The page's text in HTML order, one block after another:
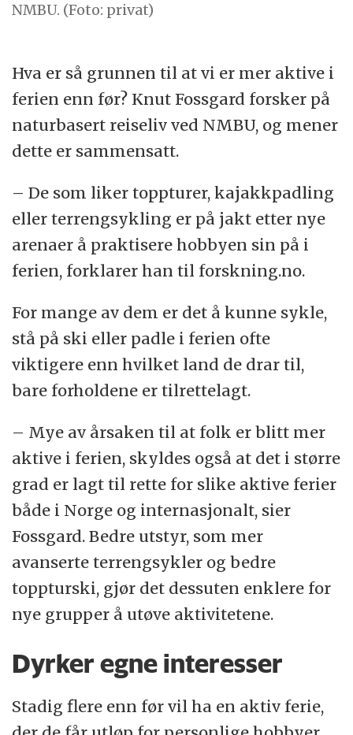
NMBU. (Foto: privat)
Hva er så grunnen til at vi er mer aktive i
ferien enn før? Knut Fossgard forsker på
naturbasert reiseliv ved NMBU, og mener
dette er sammensatt.
– De som liker toppturer, kajakkpadling
eller terrengsykling er på jakt etter nye
arenaer å praktisere hobbyen sin på i
ferien, forklarer han til forskning.no.
For mange av dem er det å kunne sykle,
stå på ski eller padle i ferien ofte
viktigere enn hvilket land de drar til,
bare forholdene er tilrettelagt.
– Mye av årsaken til at folk er blitt mer
aktive i ferien, skyldes også at det i større
grad er lagt til rette for slike aktive ferier
både i Norge og internasjonalt, sier
Fossgard. Bedre utstyr, som mer
avanserte terrengsykler og bedre
toppturski, gjør det dessuten enklere for
nye grupper å utøve aktivitetene.
Dyrker egne interesser
Stadig flere enn før vil ha en aktiv ferie,